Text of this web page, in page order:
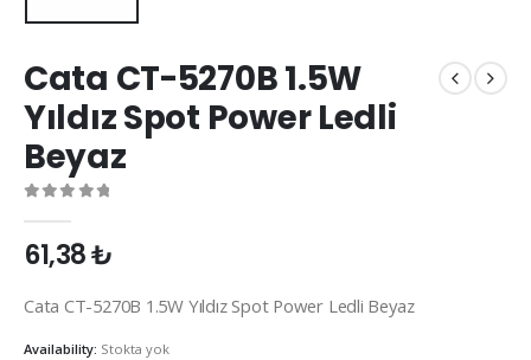
Cata CT-5270B 1.5W
Yıldız Spot Power Ledli
Beyaz
61,38₺
Cata CT-5270B 1.5W Yıldız Spot Power Ledli Beyaz
Availability: Stokta yok